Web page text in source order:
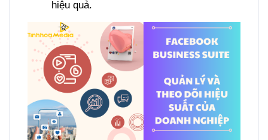
hiệu quả.